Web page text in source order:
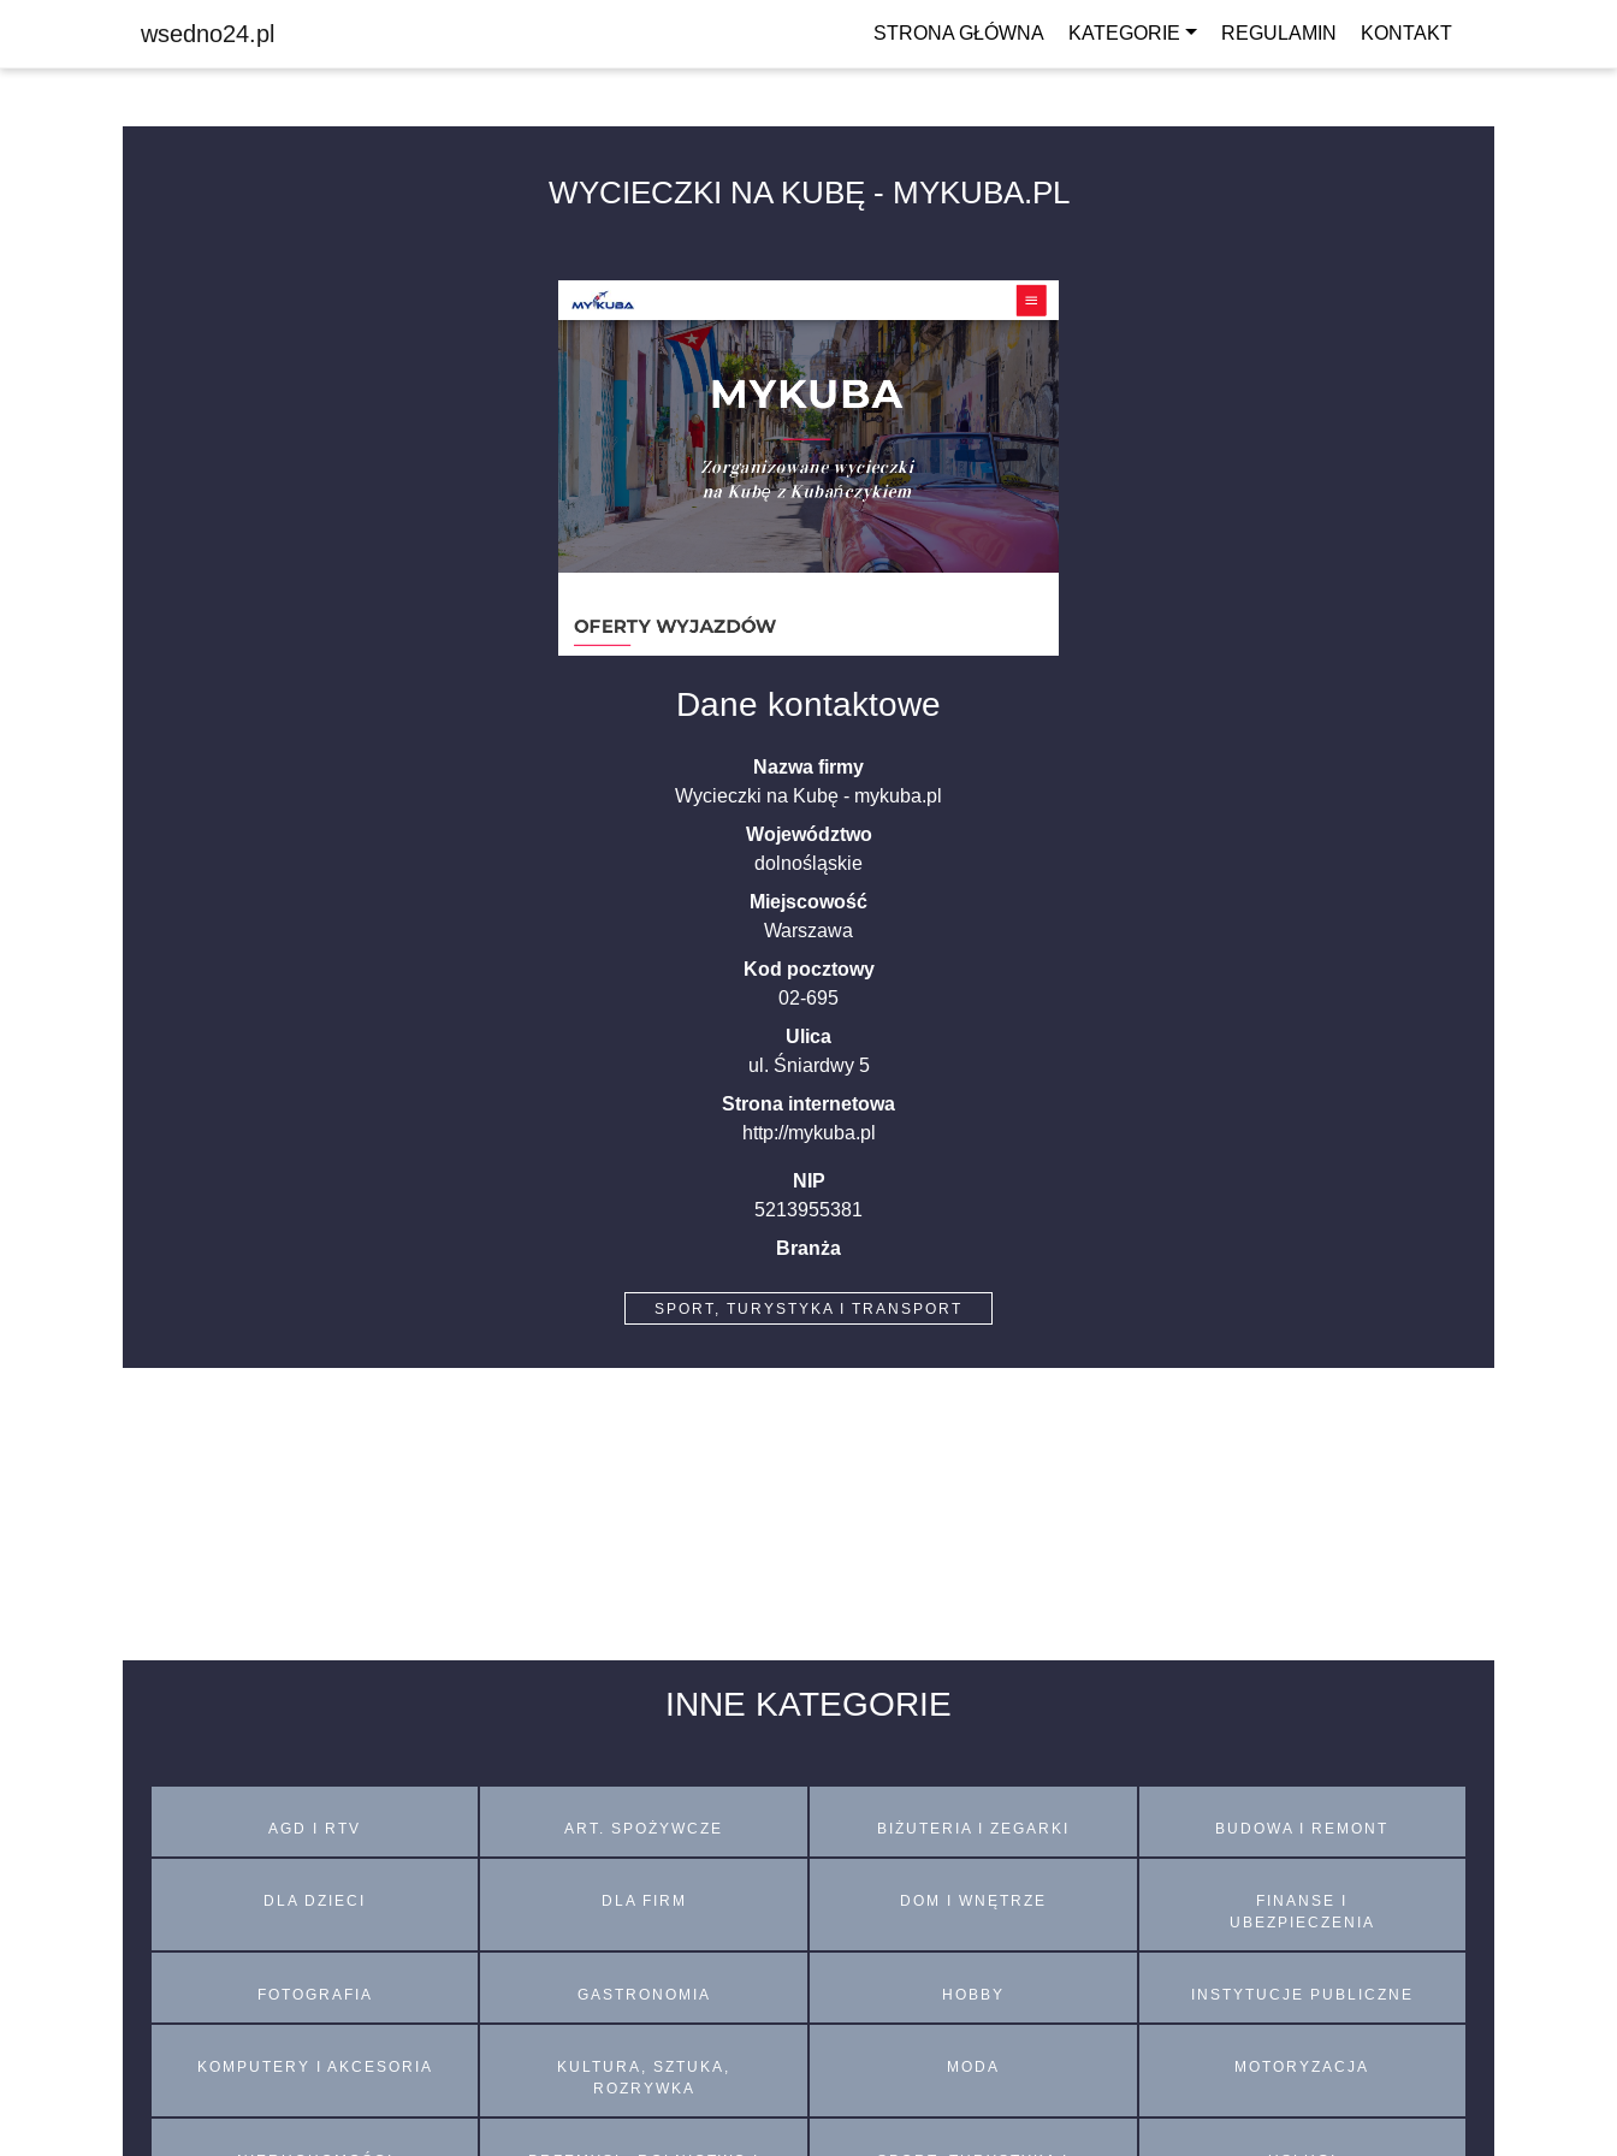
wsedno24.pl STRONA GŁÓWNA KATEGORIE REGULAMIN KONTAKT
WYCIECZKI NA KUBĘ - MYKUBA.PL
Dane kontaktowe
Nazwa firmy
Wycieczki na Kubę - mykuba.pl
Województwo
dolnośląskie
Miejscowość
Warszawa
Kod pocztowy
02-695
Ulica
ul. Śniardwy 5
Strona internetowa
http://mykuba.pl
NIP
5213955381
Branża
SPORT, TURYSTYKA I TRANSPORT
INNE KATEGORIE
AGD I RTV ART. SPOŻYWCZE BIŻUTERIA I ZEGARKI BUDOWA I REMONT
DLA DZIECI DLA FIRM DOM I WNĘTRZE
FINANSE I
UBEZPIECZENIA
FOTOGRAFIA GASTRONOMIA HOBBY INSTYTUCJE PUBLICZNE
KOMPUTERY I AKCESORIA
KULTURA, SZTUKA,
ROZRYWKA
MODA MOTORYZACJA